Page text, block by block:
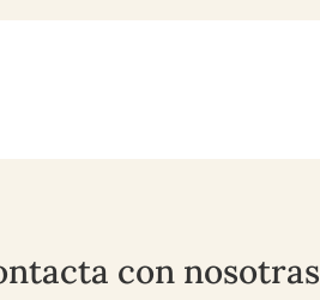
con nosotras